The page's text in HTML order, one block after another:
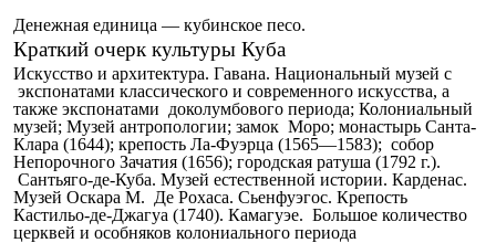
Денежная единица — кубинское песо.
Краткий очерк культуры Куба
Искусство и архитектура. Гавана. Национальный музей с
экспонатами классического и современного искусства, а
также экспонатами доколумбового периода; Колониальный
музей; Музей антропологии; замок Моро; монастырь Санта-
Клара (1644); крепость Ла-Фуэрца (1565—1583); собор
Непорочного Зачатия (1656); городская ратуша (1792 г.).
Сантьяго-де-Куба. Музей естественной истории. Карденас.
Музей Оскара М. Де Рохаса. Сьенфуэгос. Крепость
Кастильо-де-Джагуа (1740). Камагуэе. Большое количество
церквей и особняков колониального периода